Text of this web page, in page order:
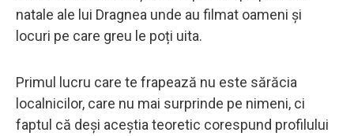
natale ale lui Dragnea unde au filmat oameni și
locuri pe care greu le poți uita.
Primul lucru care te frapează nu este sărăcia
localnicilor, care nu mai surprinde pe nimeni, ci
faptul că deși aceștia teoretic corespund profilului